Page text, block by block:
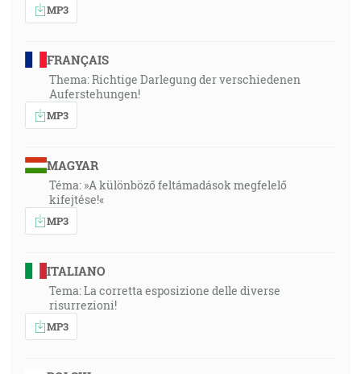
MP3
FRANÇAIS
Thema: Richtige Darlegung der verschiedenen
Auferstehungen!
MP3
MAGYAR
Téma: »A különböző feltámadások megfelelő
kifejtése!«
MP3
ITALIANO
Tema: La corretta esposizione delle diverse
risurrezioni!
MP3